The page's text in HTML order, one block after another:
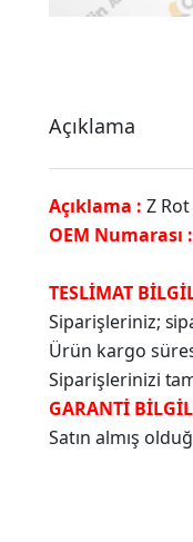
Açıklama
Açıklama : Z
OEM Numarası :
TESLİMAT
Siparişleriniz;
Ürün kargo
Siparişlerinizi
GARANTİ
Satın almış